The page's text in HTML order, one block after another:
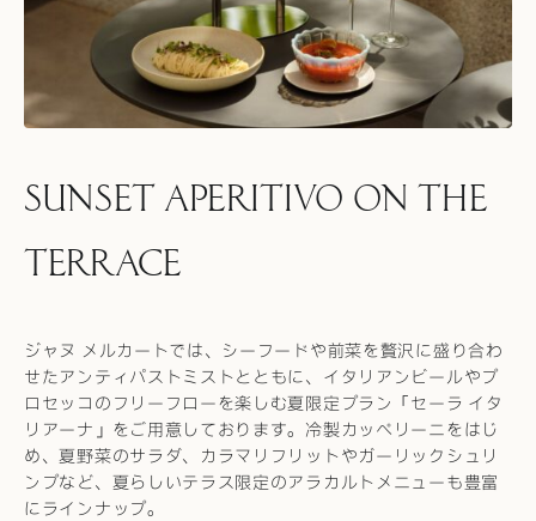
SUNSET APERITIVO ON THE
TERRACE
ジャヌ メルカートでは、シーフードや前菜を贅沢に盛り合わ
せたアンティパストミストとともに、イタリアンビールやプ
ロセッコのフリーフローを楽しむ夏限定プラン「セーラ イタ
リアーナ」をご用意しております。冷製カッペリーニをはじ
め、夏野菜のサラダ、カラマリフリットやガーリックシュリ
ンプなど、夏らしいテラス限定のアラカルトメニューも豊富
にラインナップ。